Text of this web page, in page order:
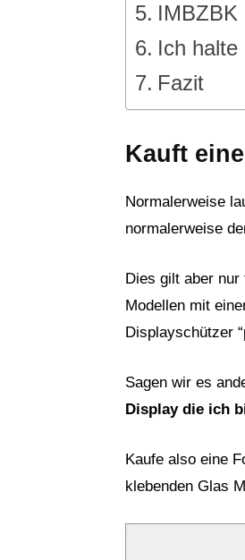
IMBZBK
Ich halte
Fazit
Kauft
Normalerweise
normalerweise
Dies gilt aber
Modellen mit
Displayschützer
Sagen wir es
Display die ich
Kaufe also eine
klebenden Glas